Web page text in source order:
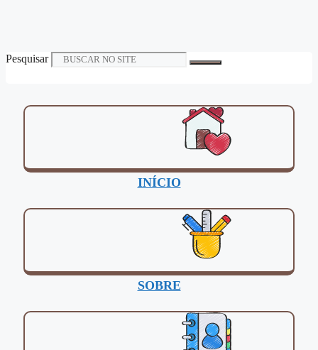
Pesquisar
INÍCIO
SOBRE